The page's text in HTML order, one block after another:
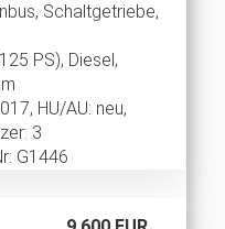
Schaltgetriebe,
PS), Diesel,
HU/AU: neu,
3
G1446